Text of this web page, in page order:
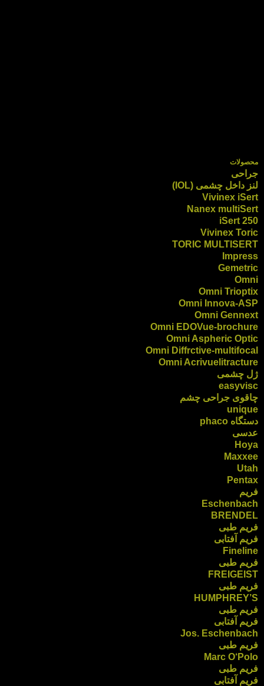
محصولات
جراحی
لنز داخل چشمی (IOL)
Vivinex iSert
Nanex multiSert
iSert 250
Vivinex Toric
TORIC MULTISERT
Impress
Gemetric
Omni
Omni Trioptix
Omni Innova-ASP
Omni Gennext
Omni EDOVue-brochure
Omni Aspheric Optic
Omni Diffrctive-multifocal
Omni Acrivuelitracture
ژل چشمی
easyvisc
چاقوی جراحی چشم
unique
دستگاه phaco
عدسی
Hoya
Maxxee
Utah
Pentax
فریم
Eschenbach
BRENDEL
فریم طبی
فریم آفتابی
Fineline
فریم طبی
FREIGEIST
فریم طبی
HUMPHREY’S
فریم طبی
فریم آفتابی
Jos. Eschenbach
فریم طبی
Marc O‘Polo
فریم طبی
فریم آفتابی